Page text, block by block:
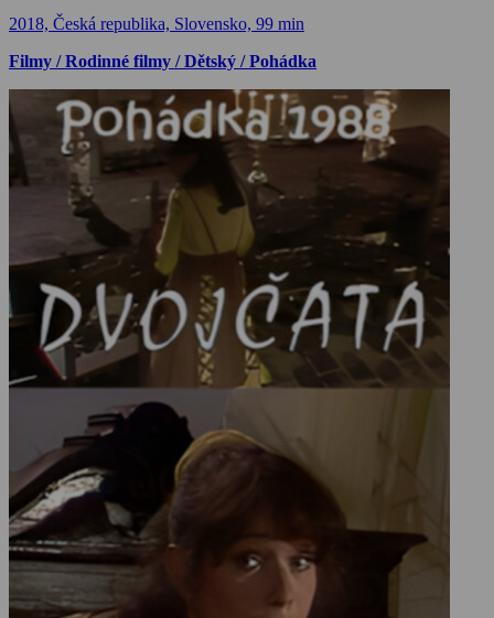
2018, Česká republika, Slovensko, 99 min
Filmy / Rodinné filmy / Dětský / Pohádka